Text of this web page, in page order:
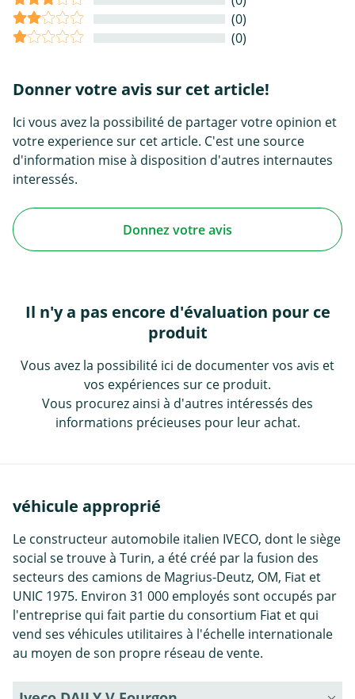
(0)
(0)
Donner votre avis sur cet article!
Ici vous avez la possibilité de partager votre opinion et
votre experience sur cet article. C'est une source
d'information mise à disposition d'autres internautes
interessés.
Donnez votre avis
Il n'y a pas encore d'évaluation pour ce
produit
Vous avez la possibilité ici de documenter vos avis et
vos expériences sur ce produit.
Vous procurez ainsi à d'autres intéressés des
informations précieuses pour leur achat.
véhicule approprié
Le constructeur automobile italien IVECO, dont le siège
social se trouve à Turin, a été créé par la fusion des
secteurs des camions de Magrius-Deutz, OM, Fiat et
UNIC 1975. Environ 31 000 employés sont occupés par
l'entreprise qui fait partie du consortium Fiat et qui
vend ses véhicules utilitaires à l'échelle internationale
au moyen de son propre réseau de vente.